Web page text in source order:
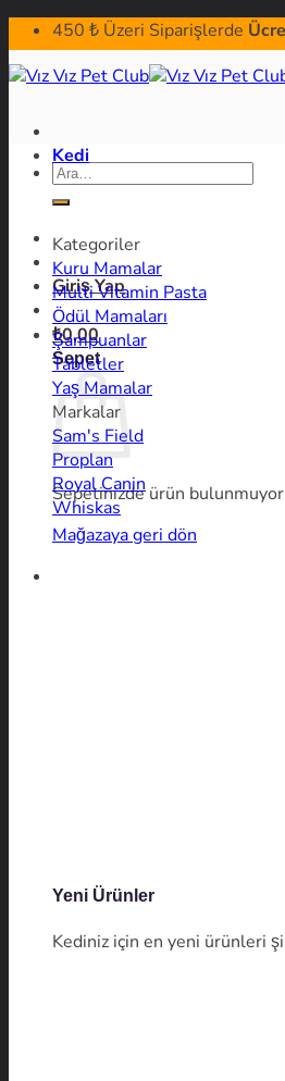
İçeriğe
atla
450 ₺ Üzeri Siparişlerde
Ara:
Giriş Yap
₺0,00
Sepet
Sepetinizde ürün
Mağazaya geri dön
Kedi
Kategoriler
Kuru Mamalar
Multi Vitamin Pasta
Ödül Mamaları
Şampuanlar
Tabletler
Yaş Mamalar
Markalar
Sam's Field
Proplan
Royal Canin
Whiskas
Yeni Ürünler
Kediniz için en yeni ürünleri